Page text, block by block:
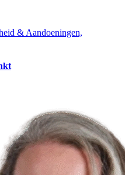
& Aandoeningen,